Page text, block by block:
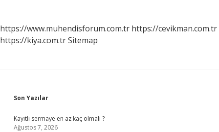
https://www.muhendisforum.com.tr https://cevikman.com.tr
https://kiya.com.trSitemap
Sidebar
Son Yazılar
Kayıtlı sermaye en az kaç olmalı ?
Ağustos 7, 2026